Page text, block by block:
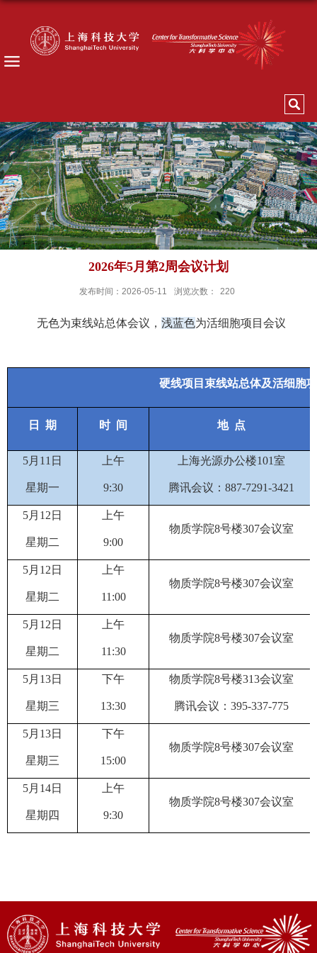
2026年5月第2周会议计划
发布时间：2026-05-11 浏览次数： 220
无色为束线站总体会议， 浅蓝色为活细胞项目会议
硬线项目束线站总体及活细胞
日 期 时 间 地 点
5月 11 日
星期一
上午
9:30
上海光源办公楼101室
腾讯会议： 887-7291-3421
5月 12 日
星期 二
上午
9:00
物质学院8号楼307会议室
5月 12 日
星期 二
上午
11 :00
物质学院8号楼307会议室
5月 12 日
星期 二
上午
11 :30
物质学院8号楼307会议室
5月 13日
星期三
下午
13:30
物质学院8号楼313会议室
腾讯会议： 395-337-775
5月 13日
星期三
下午
15:00
物质学院8号楼307会议室
5月 14日
星期 四
上午
9:30
物质学院8号楼307会议室